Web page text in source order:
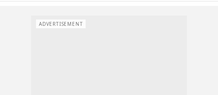
ADVERTISEMENT